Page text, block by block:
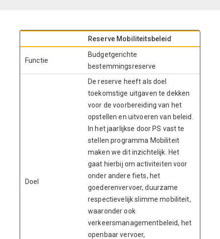
Reserve Mobiliteitsbeleid
Functie
Budgetgerichte
bestemmingsreserve
Doel
De reserve heeft als doel
toekomstige uitgaven te dekken
voor de voorbereiding van het
opstellen en uitvoeren van beleid.
In het jaarlijkse door PS vast te
stellen programma Mobiliteit
maken we dit inzichtelijk. Het
gaat hierbij om activiteiten voor
onder andere fiets, het
goederenvervoer, duurzame
respectievelijk slimme mobiliteit,
waaronder ook
verkeersmanagementbeleid, het
openbaar vervoer,